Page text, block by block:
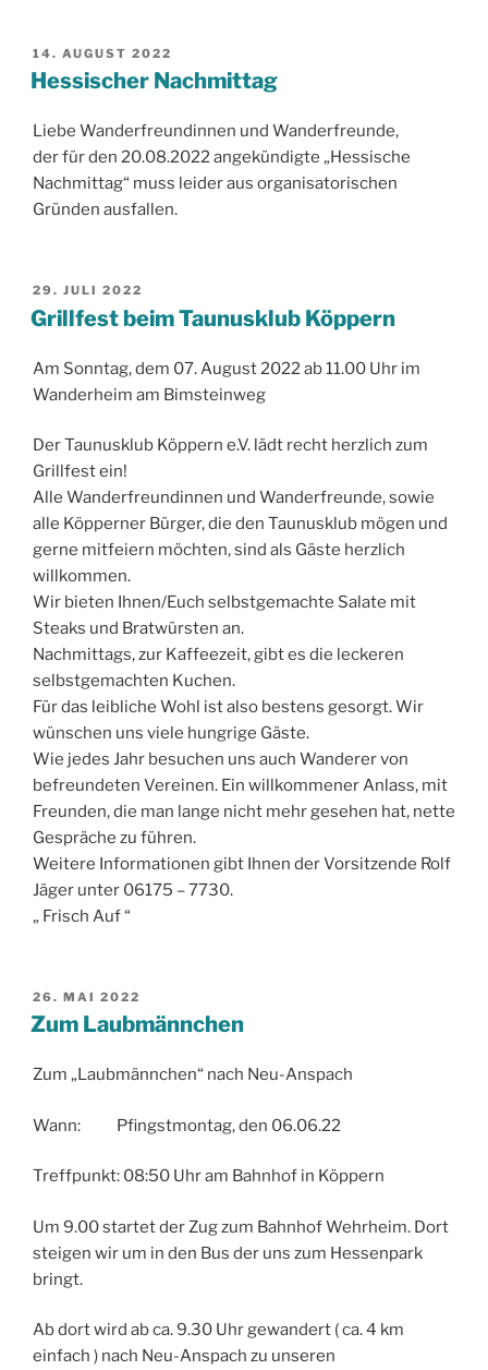
VERÖFFENTLICHT
AM
14. AUGUST 2022
Hessischer Nachmittag
Liebe Wanderfreundinnen und Wanderfreunde,
der für den 20.08.2022 angekündigte „Hessische
Nachmittag“ muss leider aus organisatorischen
Gründen ausfallen.
VERÖFFENTLICHT
AM
29. JULI 2022
Grillfest beim Taunusklub Köppern
Am Sonntag, dem 07. August 2022 ab 11.00 Uhr im
Wanderheim am Bimsteinweg
Der Taunusklub Köppern e.V. lädt recht herzlich zum
Grillfest ein!
Alle Wanderfreundinnen und Wanderfreunde, sowie
alle Köpperner Bürger, die den Taunusklub mögen und
gerne mitfeiern möchten, sind als Gäste herzlich
willkommen.
Wir bieten Ihnen/Euch selbstgemachte Salate mit
Steaks und Bratwürsten an.
Nachmittags, zur Kaffeezeit, gibt es die leckeren
selbstgemachten Kuchen.
Für das leibliche Wohl ist also bestens gesorgt. Wir
wünschen uns viele hungrige Gäste.
Wie jedes Jahr besuchen uns auch Wanderer von
befreundeten Vereinen. Ein willkommener Anlass, mit
Freunden, die man lange nicht mehr gesehen hat, nette
Gespräche zu führen.
Weitere Informationen gibt Ihnen der Vorsitzende Rolf
Jäger unter 06175 – 7730.
„ Frisch Auf “
VERÖFFENTLICHT
AM
26. MAI 2022
Zum Laubmännchen
Zum „Laubmännchen“ nach Neu-Anspach
Wann: Pfingstmontag, den 06.06.22
Treffpunkt: 08:50 Uhr am Bahnhof in Köppern
Um 9.00 startet der Zug zum Bahnhof Wehrheim. Dort
steigen wir um in den Bus der uns zum Hessenpark
bringt.
Ab dort wird ab ca. 9.30 Uhr gewandert ( ca. 4 km
einfach ) nach Neu-Anspach zu unseren